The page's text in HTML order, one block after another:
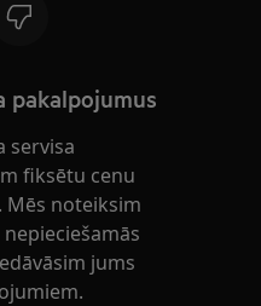
pakalpojumus
servisa
fiksētu cenu
noteiksim
jums